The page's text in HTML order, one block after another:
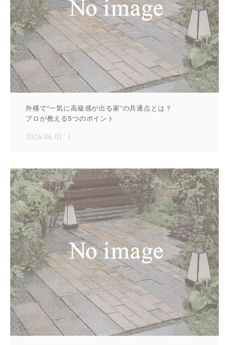
外構で“一気に高級感が出る家”の共通点とは？
プロが教える5つのポイント
2026.06.01